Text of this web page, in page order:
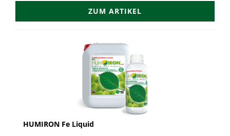
ZUM ARTIKEL
HUMIRON Fe Liquid